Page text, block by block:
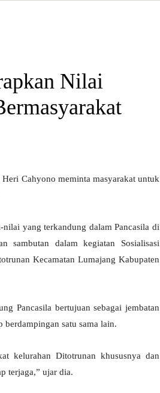
Nilai
Cahyono meminta masyarakat untuk
yang terkandung dalam Pancasila di
sambutan dalam kegiatan Sosialisasi
Kecamatan Lumajang Kabupaten
Pancasila bertujuan sebagai jembatan
berdampingan satu sama lain.
kelurahan Ditotrunan khususnya dan
terjaga,” ujar dia.